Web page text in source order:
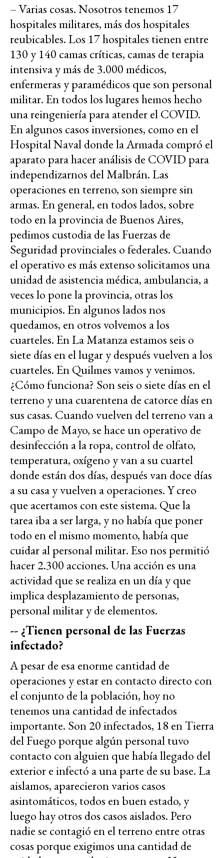
– Varias cosas. Nosotros tenemos 17
hospitales militares, más dos hospitales
reubicables. Los 17 hospitales tienen entre
130 y 140 camas críticas, camas de terapia
intensiva y más de 3.000 médicos,
enfermeras y paramédicos que son personal
militar. En todos los lugares hemos hecho
una reingeniería para atender el COVID.
En algunos casos inversiones, como en el
Hospital Naval donde la Armada compró el
aparato para hacer análisis de COVID para
independizarnos del Malbrán. Las
operaciones en terreno, son siempre sin
armas. En general, en todos lados, sobre
todo en la provincia de Buenos Aires,
pedimos custodia de las Fuerzas de
Seguridad provinciales o federales. Cuando
el operativo es más extenso solicitamos una
unidad de asistencia médica, ambulancia, a
veces lo pone la provincia, otras los
municipios. En algunos lados nos
quedamos, en otros volvemos a los
cuarteles. En La Matanza estamos seis o
siete días en el lugar y después vuelven a los
cuarteles. En Quilmes vamos y venimos.
¿Cómo funciona? Son seis o siete días en el
terreno y una cuarentena de catorce días en
sus casas. Cuando vuelven del terreno van a
Campo de Mayo, se hace un operativo de
desinfección a la ropa, control de olfato,
temperatura, oxígeno y van a su cuartel
donde están dos días, después van doce días
a su casa y vuelven a operaciones. Y creo
que acertamos con este sistema. Que la
tarea iba a ser larga, y no había que poner
todo en el mismo momento, había que
cuidar al personal militar. Eso nos permitió
hacer 2.300 acciones. Una acción es una
actividad que se realiza en un día y que
implica desplazamiento de personas,
personal militar y de elementos.
-- ¿Tienen personal de las Fuerzas
infectado?
A pesar de esa enorme cantidad de
operaciones y estar en contacto directo con
el conjunto de la población, hoy no
tenemos una cantidad de infectados
importante. Son 20 infectados, 18 en Tierra
del Fuego porque algún personal tuvo
contacto con alguien que había llegado del
exterior e infectó a una parte de su base. La
aislamos, aparecieron varios casos
asintomáticos, todos en buen estado, y
luego hay otros dos casos aislados. Pero
nadie se contagió en el terreno entre otras
cosas porque exigimos una cantidad de